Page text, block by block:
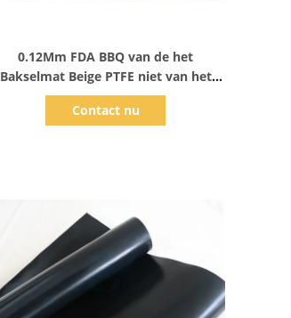
0.12Mm FDA BBQ van de het
Bakselmat Beige PTFE niet van het
Stoksilicone Ovenvoering
Contact nu